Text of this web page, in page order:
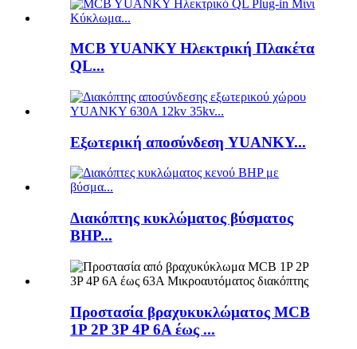
MCB YUANKY Ηλεκτρική Πλακέτα
QL...
Εξωτερική αποσύνδεση YUANKY...
Διακόπτης κυκλώματος βύσματος
BHP...
Προστασία βραχυκυκλώματος MCB
1P 2P 3P 4P 6A έως ...